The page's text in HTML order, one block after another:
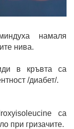
намаля
нива.
в кръвта са
/диабет/.
са
при гризачите.